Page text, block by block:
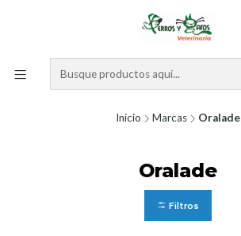
Inicio Marcas Oralade
Oralade
Filtros